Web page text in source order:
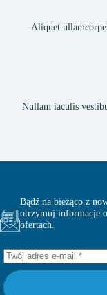
Aliquet
Nullam iaculis
Bądź na bieżąco z
otrzymuj informacje
ofertach.